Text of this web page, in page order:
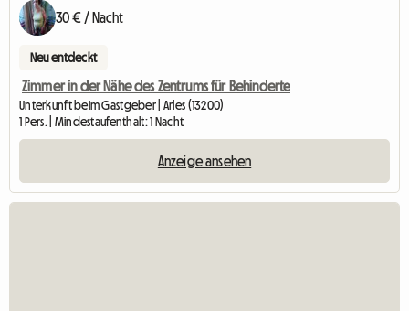
30 € / Nacht
Neu entdeckt
Zimmer in der Nähe des Zentrums für Behinderte
Unterkunft beim Gastgeber | Arles (13200)
1 Pers. | Mindestaufenthalt: 1 Nacht
Anzeige ansehen